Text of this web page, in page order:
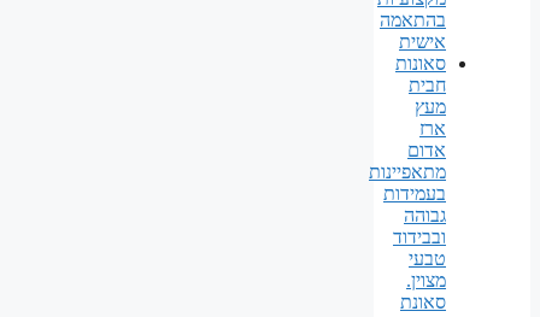
בהתאמה
אישית
סאונות
חבית
מעץ
ארז
אדום
מתאפיינות
בעמידות
גבוהה
ובבידוד
טבעי
מצוין.
סאונת